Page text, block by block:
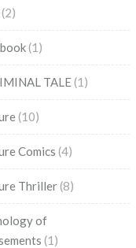
(2)
(1)
TALE (1)
(10)
Comics (4)
Thriller (8)
of
(1)